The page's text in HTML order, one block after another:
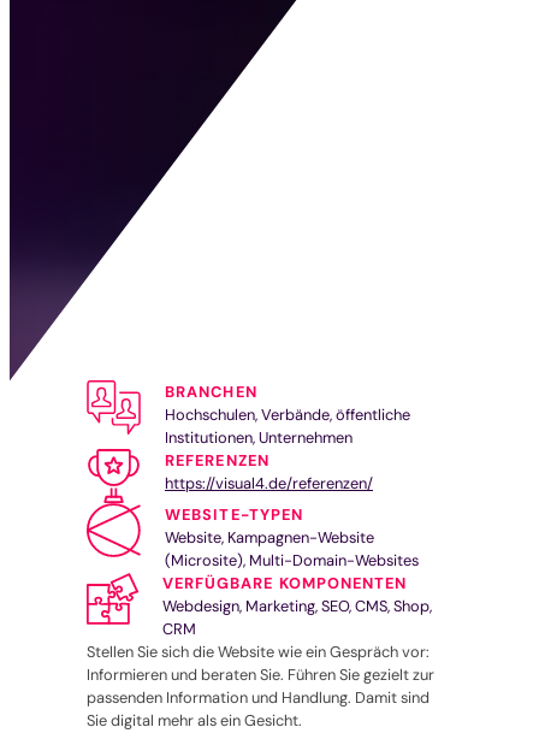
BRANCHEN
Hochschulen, Verbände, öffentliche
Institutionen, Unternehmen
REFERENZEN
https://visual4.de/referenzen/
WEBSITE-TYPEN
Website, Kampagnen-Website
(Microsite), Multi-Domain-Websites
VERFÜGBARE KOMPONENTEN
Webdesign, Marketing, SEO, CMS, Shop,
CRM
Stellen Sie sich die Website wie ein Gespräch vor:
Informieren und beraten Sie. Führen Sie gezielt zur
passenden Information und Handlung. Damit sind
Sie digital mehr als ein Gesicht.